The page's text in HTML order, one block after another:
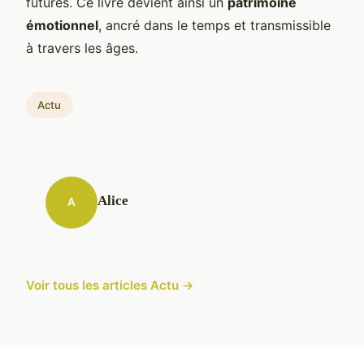
émotionnel, ancré dans le temps et transmissible
à travers les âges.
Actu
A Alice
Voir tous les articles Actu →